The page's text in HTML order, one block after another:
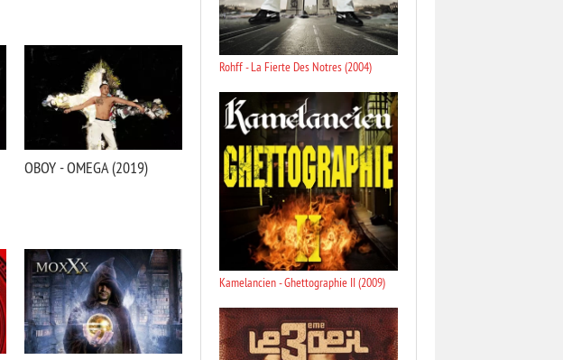
OBOY - OMEGA (2019)
Rohff - La Fierte Des Notres (2004)
Kamelancien - Ghettographie II (2009)